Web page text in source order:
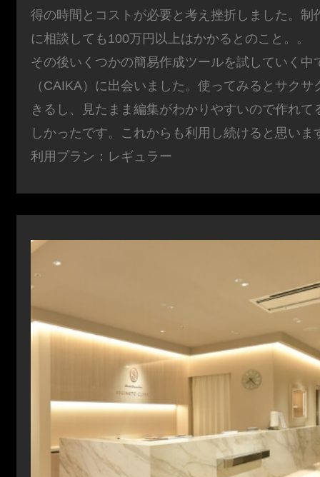
得の時間とコストが必要と考え挫折しました。制
に相談しても100万円以上はかかるとのこと。。
その後いくつかの簡易作成ツールを試していく中
（CAIKA）に出会いました。使ってみるとサクサ
きるし、見たまま編集がわかりやすいので作れて
しかったです。これからも利用し続けると思いま
利用プラン：レギュラー